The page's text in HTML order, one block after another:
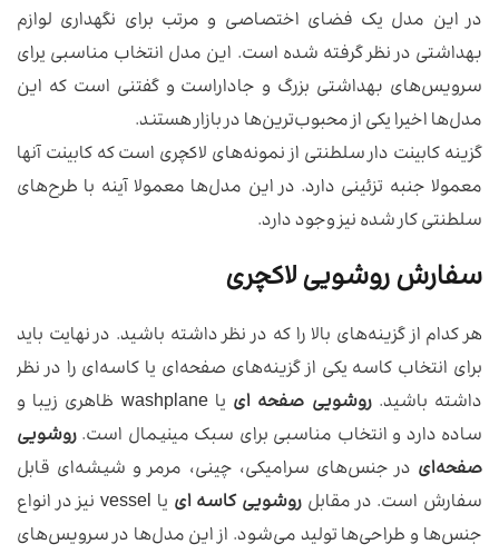
در این مدل یک فضای اختصاصی و مرتب برای نگهداری لوازم
بهداشتی در نظر گرفته شده است. این مدل انتخاب مناسبی یرای
سرویس‌های بهداشتی بزرگ‌ و جاداراست و گفتنی است که این
مدل‌ها اخیرا یکی از محبوب‌ترین‌ها در بازار هستند.
گزینه کابینت دار سلطنتی از نمونه‌های لاکچری است که کابینت آنها
معمولا جنبه تزئینی دارد‌. در این مدل‌ها معمولا آینه با طرح‌های
سلطنتی کار شده نیز وجود دارد.
سفارش روشویی لاکچری
هر کدام از گزینه‌های بالا را که در نظر داشته باشید. در نهایت باید
برای انتخاب کاسه یکی از گزینه‌های صفحه‌ای یا کاسه‌ای را در نظر
داشته باشید.روشویی صفحه ای
یا washplane ظاهری زیبا و
ساده دارد و انتخاب مناسبی برای سبک مینیمال است.روشویی
صفحه‌ای در جنس‌های سرامیکی، چینی، مرمر و شیشه‌ای قابل
سفارش است. در مقابل روشویی کاسه ای
یا vessel نیز در انواع
جنس‌ها و طراحی‌ها تولید می‌شود. از این مدل‌ها در سرویس‌های